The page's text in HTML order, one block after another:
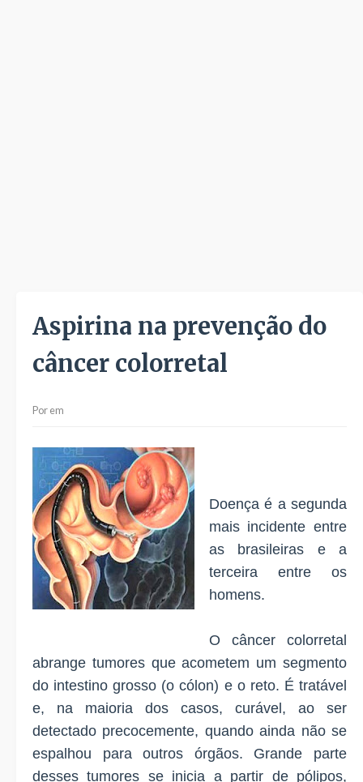
Aspirina na prevenção do
câncer colorretal
Porem
Doença é a segunda
mais incidente entre
as brasileiras e a
terceira entre os
homens.
O câncer colorretal
abrange tumores que acometem um segmento
do intestino grosso (o cólon) e o reto. É tratável
e, na maioria dos casos, curável, ao ser
detectado precocemente, quando ainda não se
espalhou para outros órgãos. Grande parte
desses tumores se inicia a partir de pólipos,